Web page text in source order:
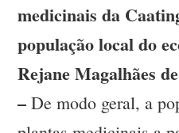
medicinais da
população local do
Rejane Magalhães
– De modo geral, a